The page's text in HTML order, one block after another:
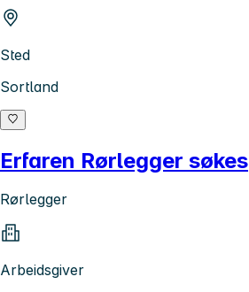
Sted
Sortland
Erfaren Rørlegger søkes
Rørlegger
Arbeidsgiver